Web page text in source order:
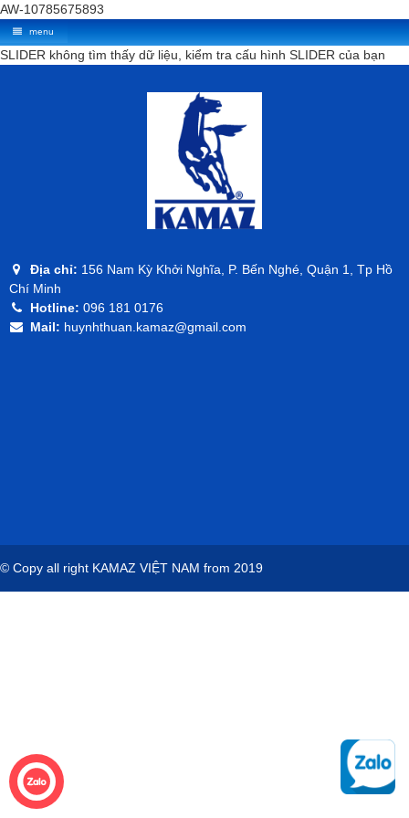
AW-10785675893
menu
SLIDER không tìm thấy dữ liệu, kiểm tra cấu hình SLIDER của bạn
Địa chỉ: 156 Nam Kỳ Khởi Nghĩa, P. Bến Nghé, Quận 1, Tp Hồ
Chí Minh
Hotline: 096 181 0176
Mail: huynhthuan.kamaz@gmail.com
© Copy all right KAMAZ VIỆT NAM from 2019